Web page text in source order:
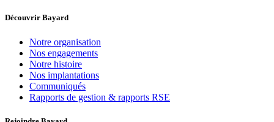
Découvrir Bayard
Notre organisation
Nos engagements
Notre histoire
Nos implantations
Communiqués
Rapports de gestion & rapports RSE